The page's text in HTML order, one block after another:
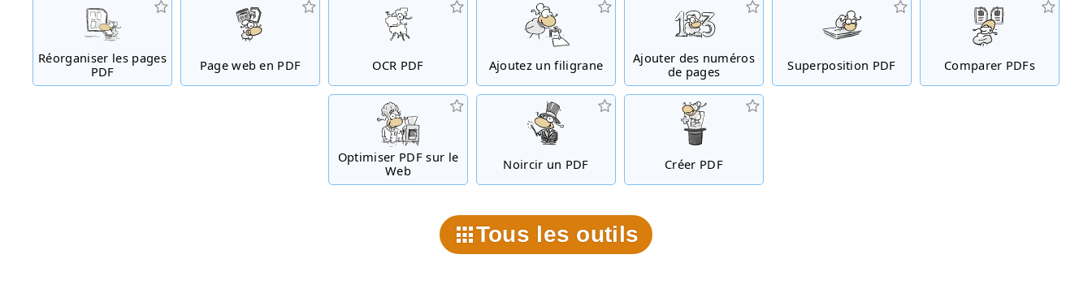
Réorganiser les pages
PDF
Page web en PDF OCR PDF Ajoutez un filigrane
Ajouter des numéros
de pages
Superposition PDF Comparer PDFs
Optimiser PDF sur le
Web
Noircir un PDF Créer PDF
Tous les outils